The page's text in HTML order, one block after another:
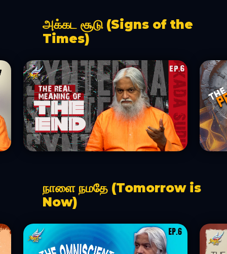
அக்கட சூடு (Signs of the
Times)
நாளை நமதே (Tomorrow is
Now)